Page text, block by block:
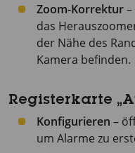
Zoom-Korrektur
das
der Nähe des
Kamera befinden.
Registerkarte
Konfigurieren –
um Alarme zu